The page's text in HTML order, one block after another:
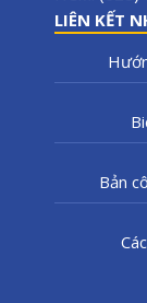
LIÊN KẾT
Bản